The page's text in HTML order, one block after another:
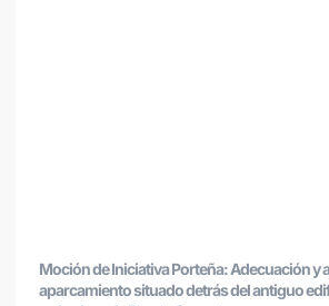
Moción de Iniciativa Porteña: Adecuación y
aparcamiento situado detrás del antiguo